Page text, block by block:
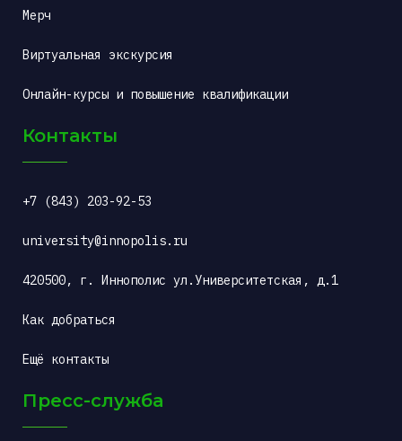
Мерч
Виртуальная экскурсия
Онлайн-курсы и повышение квалификации
Контакты
+7 (843) 203-92-53
university@innopolis.ru
420500, г. Иннополис ул.Университетская, д.1
Как добраться
Ещё контакты
Пресс-служба